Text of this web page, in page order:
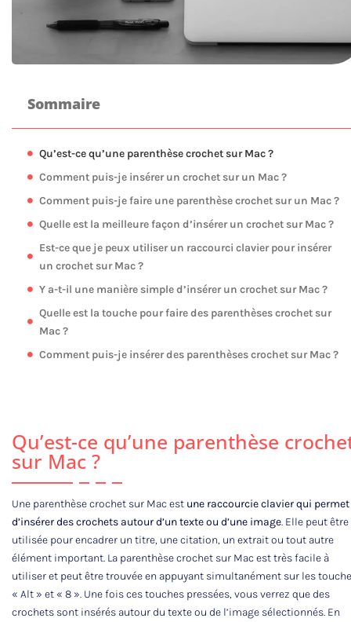
Sommaire
Qu’est-ce qu’une parenthèse crochet sur Mac ?
Comment puis-je insérer un crochet sur un Mac ?
Comment puis-je faire une parenthèse crochet sur un Mac ?
Quelle est la meilleure façon d’insérer un crochet sur Mac ?
Est-ce que je peux utiliser un raccourci clavier pour insérer
un crochet sur Mac ?
Y a-t-il une manière simple d’insérer un crochet sur Mac ?
Quelle est la touche pour faire des parenthèses crochet sur
Mac ?
Comment puis-je insérer des parenthèses crochet sur Mac ?
Qu’est-ce qu’une parenthèse
sur Mac ?
Une parenthèse crochet sur Mac est une raccourcie clavier qui permet
d’insérer des crochets autour d’un texte ou d’une image. Elle peut être
utilisée pour encadrer un titre, une citation, un extrait ou tout autre
élément important. La parenthèse crochet sur Mac est très facile à
utiliser et peut être trouvée en appuyant simultanément sur les
« Alt » et « 8 ». Une fois ces touches pressées, vous verrez que des
crochets sont insérés autour du texte ou de l’image sélectionnés. En